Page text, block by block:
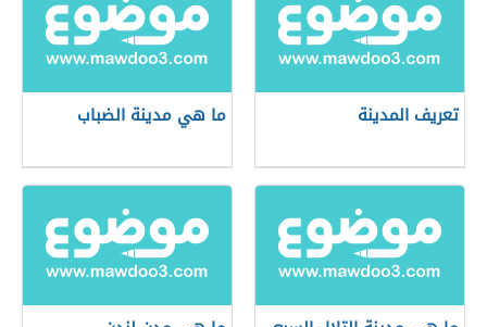
تعريف المدينة ما هي مدينة الضباب